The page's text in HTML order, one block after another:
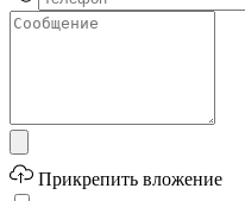
Прикрепить вложение